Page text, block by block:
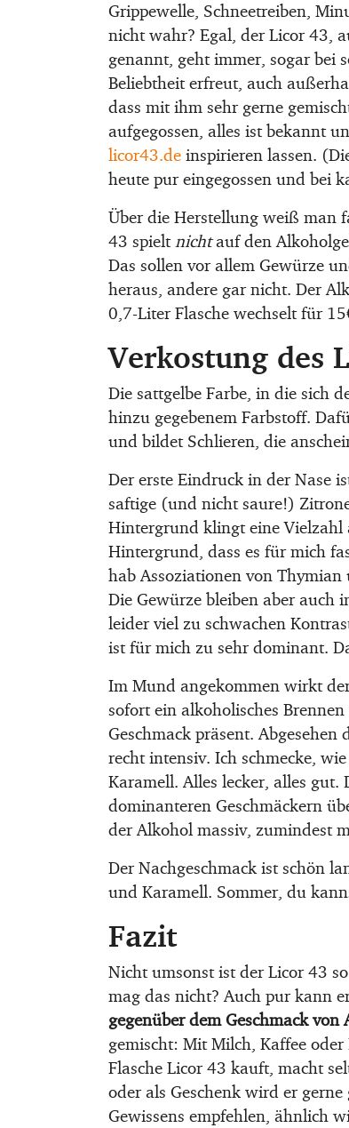
Grippewelle, Schneetreiben,
nicht wahr? Egal, der Licor 43,
genannt, geht immer, sogar bei
Beliebtheit erfreut, auch
dass mit ihm sehr gerne
aufgegossen, alles ist bekannt
licor43.de inspirieren lassen.
heute pur eingegossen und bei
Über die Herstellung weiß man
43 spielt nichtauf den
Das sollen vor allem Gewürze
heraus, andere gar nicht. Der
0,7-Liter Flasche wechselt für
Verkostung des
Die sattgelbe Farbe, in die sich
hinzu gegebenem Farbstoff.
und bildet Schlieren, die
Der erste Eindruck in der Nase
saftige (und nicht saure!)
Hintergrund klingt eine Vielzahl
Hintergrund, dass es für mich
hab Assoziationen von
Die Gewürze bleiben aber auch
leider viel zu schwachen
ist für mich zu sehr dominant.
Im Mund angekommen wirkt
sofort ein alkoholisches
Geschmack präsent.
recht intensiv. Ich schmecke,
Karamell. Alles lecker, alles
dominanteren Geschmäckern
der Alkohol massiv, zumindest
Der Nachgeschmack ist schön
und Karamell. Sommer, du
Fazit
Nicht umsonst ist der Licor 43
mag das nicht? Auch pur kann
gegenüber dem Geschmack von
gemischt: Mit Milch, Kaffee
Flasche Licor 43 kauft, macht
oder als Geschenk wird er
Gewissens empfehlen, ähnlich